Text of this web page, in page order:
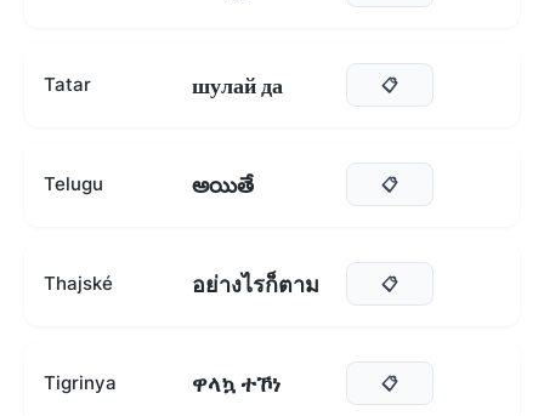
Tatar шулай да 📋
Telugu అయితే 📋
Thajské อย่างไรก็ตาม 📋
Tigrinya ዋላኳ ተኾነ 📋